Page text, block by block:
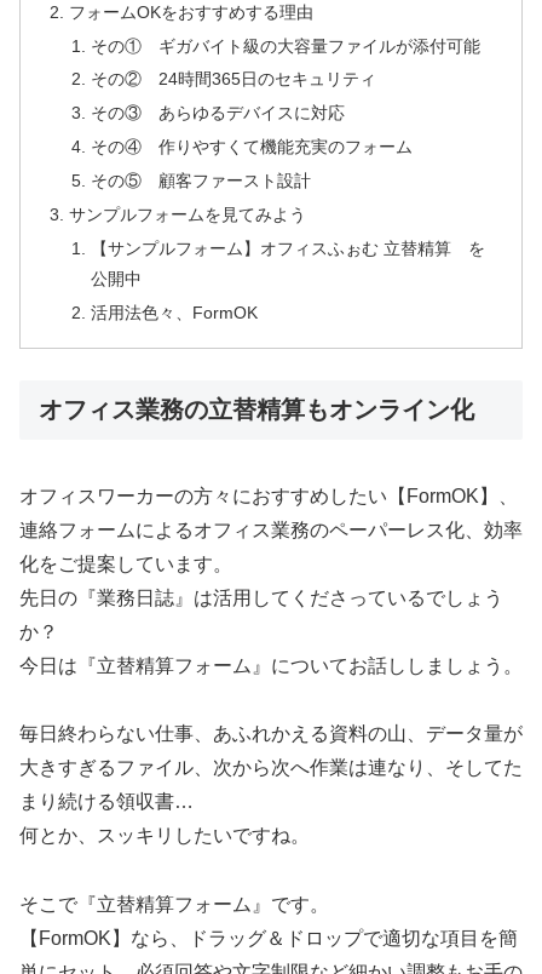
フォームOKをおすすめする理由
その① ギガバイト級の大容量ファイルが添付可能
その② 24時間365日のセキュリティ
その③ あらゆるデバイスに対応
その④ 作りやすくて機能充実のフォーム
その⑤ 顧客ファースト設計
サンプルフォームを見てみよう
【サンプルフォーム】オフィスふぉむ 立替精算 を
公開中
活用法色々、FormOK
オフィス業務の立替精算もオンライン化
オフィスワーカーの方々におすすめしたい【FormOK】、
連絡フォームによるオフィス業務のペーパーレス化、効率
化をご提案しています。
先日の『業務日誌』は活用してくださっているでしょう
か？
今日は『立替精算フォーム』についてお話ししましょう。
毎日終わらない仕事、あふれかえる資料の山、データ量が
大きすぎるファイル、次から次へ作業は連なり、そしてた
まり続ける領収書…
何とか、スッキリしたいですね。
そこで『立替精算フォーム』です。
【FormOK】なら、ドラッグ＆ドロップで適切な項目を簡